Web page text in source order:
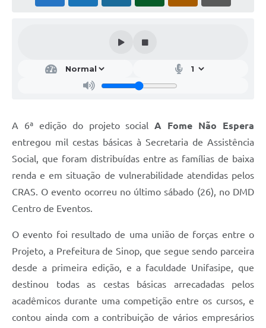
A 6ª edição do projeto socialA Fome Não Espera
entregou mil cestas básicas à Secretaria de Assistência
Social, que foram distribuídas entre as famílias de baixa
renda e em situação de vulnerabilidade atendidas pelos
CRAS. O evento ocorreu no último sábado (26), no DMD
Centro de Eventos.
O evento foi resultado de uma união de forças entre o
Projeto, a Prefeitura de Sinop, que segue sendo parceira
desde a primeira edição, e a faculdade Unifasipe, que
destinou todas as cestas básicas arrecadadas pelos
acadêmicos durante uma competição entre os cursos, e
contou ainda com a contribuição de vários empresários